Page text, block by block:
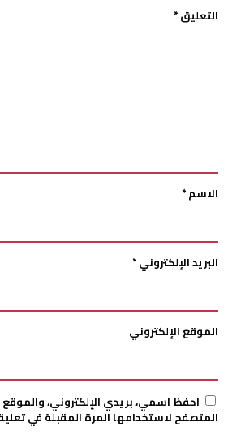
التعليق*
الاسم*
البريد الإلكتروني*
الموقع الإلكتروني
احفظ اسمي، بريدي الإلكتروني، والموقع
المتصفح لاستخدامها المرة المقبلة في